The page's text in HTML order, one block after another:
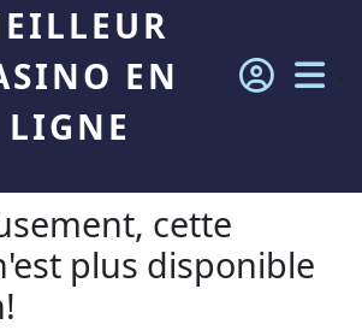
EN
LIGNE
cette
plus disponible